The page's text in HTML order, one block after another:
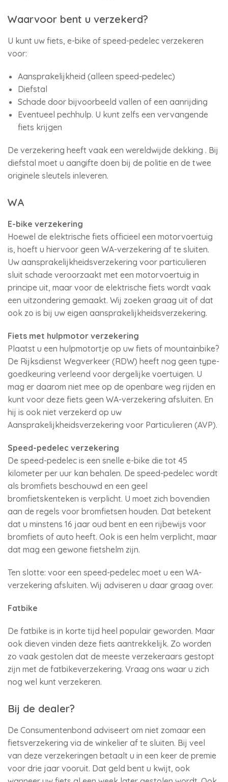
Waarvoor bent u verzekerd?
U kunt uw fiets, e-bike of speed-pedelec verzekeren
voor:
Aansprakelijkheid (alleen speed-pedelec)
Diefstal
Schade door bijvoorbeeld vallen of een aanrijding
Eventueel pechhulp. U kunt zelfs een vervangende
fiets krijgen
De verzekering heeft vaak een wereldwijde dekking . Bij
diefstal moet u aangifte doen bij de politie en de twee
originele sleutels inleveren.
WA
E-bike verzekering
Hoewel de elektrische fiets officieel een motorvoertuig
is, hoeft u hiervoor geen WA-verzekering af te sluiten.
Uw aansprakelijkheidsverzekering voor particulieren
sluit schade veroorzaakt met een motorvoertuig in
principe uit, maar voor de elektrische fiets wordt vaak
een uitzondering gemaakt. Wij zoeken graag uit of dat
ook zo is bij uw eigen aansprakelijkheidsverzekering.
Fiets met hulpmotor verzekering
Plaatst u een hulpmotortje op uw fiets of mountainbike?
De Rijksdienst Wegverkeer (RDW) heeft nog geen type-
goedkeuring verleend voor dergelijke voertuigen. U
mag er daarom niet mee op de openbare weg rijden en
kunt voor deze fiets geen WA-verzekering afsluiten. En
hij is ook niet verzekerd op uw
Aansprakelijkheidsverzekering voor Particulieren (AVP).
Speed-pedelec verzekering
De speed-pedelec is een snelle e-bike die tot 45
kilometer per uur kan behalen. De speed-pedelec wordt
als bromfiets beschouwd en een geel
bromfietskenteken is verplicht. U moet zich bovendien
aan de regels voor bromfietsen houden. Dat betekent
dat u minstens 16 jaar oud bent en een rijbewijs voor
bromfiets of auto heeft. Ook is een helm verplicht, maar
dat mag een gewone fietshelm zijn.
Ten slotte: voor een speed-pedelec moet u een WA-
verzekering afsluiten. Wij adviseren u daar graag over.
Fatbike
De fatbike is in korte tijd heel populair geworden. Maar
ook dieven vinden deze fiets aantrekkelijk. Zo worden
zo vaak gestolen dat de meeste verzekeraars gestopt
zijn met de fatbikeverzekering. Vraag ons waar u zich
nog wel kunt verzekeren.
Bij de dealer?
De Consumentenbond adviseert om niet zomaar een
fietsverzekering via de winkelier af te sluiten. Bij veel
van deze verzekeringen betaalt u in een keer de premie
voor drie jaar vooruit. Dat geld bent u kwijt, ook